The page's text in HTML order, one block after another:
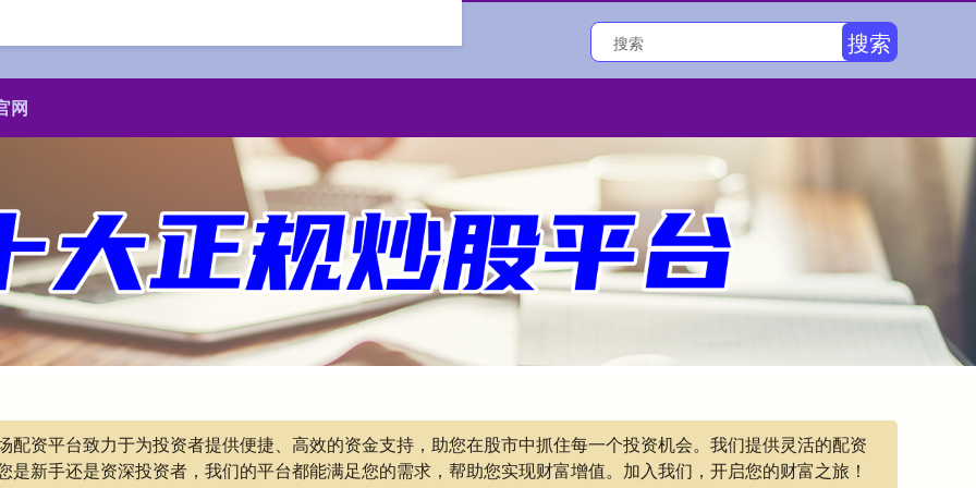
搜索
网
配资平台致力于为投资者提供便捷、高效的资金支持，助您在股市中抓住每一个投资机会。我们提供灵活的配资
新手还是资深投资者，我们的平台都能满足您的需求，帮助您实现财富增值。加入我们，开启您的财富之旅！